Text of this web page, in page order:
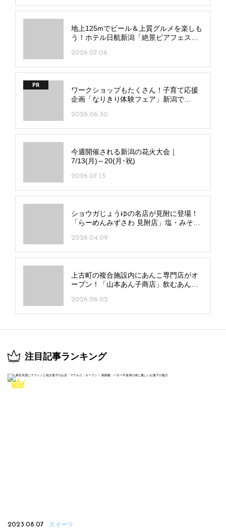
地上125mでビール＆上質グルメを楽しも
う！ホテル日航新潟「絶景ビアフェス
2026.07.06
PR
ワークショップもたくさん！子育て応援
企画「なりきり体験フェア」新潟で
2026.06.30
今週開催される新潟の花火大会｜
7/13(月)～20(月･祝)
2026.07.13
ショウガじょうゆの名店が見附に登場！
「らーめんみずさわ 見附店」塩・みそ・
2026.04.09
上古町の複合施設内にあんこ専門店がオ
ープン！「山本あん子商店」飲むあん
2026.06.02
注目記事ランキング
2023.08.07 スイーツ